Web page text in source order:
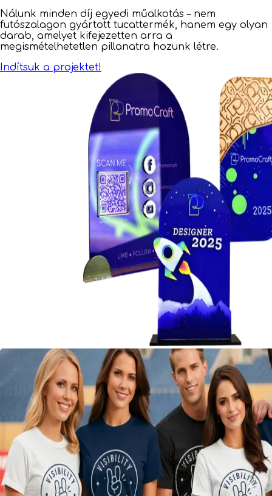
Nálunk minden díj egyedi műalkotás – nem
futószalagon gyártott tucattermék, hanem egy olyan
darab, amelyet kifejezetten arra a
megismételhetetlen pillanatra hozunk létre.
Indítsuk a projektet!